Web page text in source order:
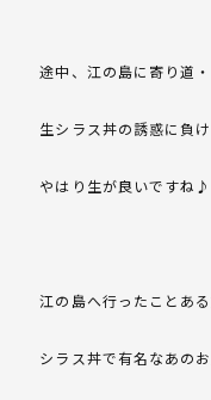
途中、江の島に寄り道・
生シラス丼の誘惑に負け
やはり生が良いですね♪
江の島へ行ったことあ
シラス丼で有名なあのお